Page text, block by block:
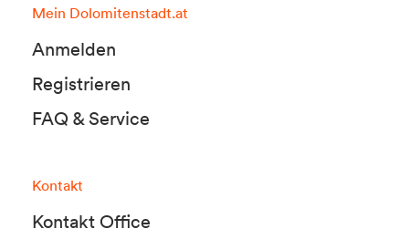
Mein Dolomitenstadt.at
Anmelden
Registrieren
FAQ & Service
Kontakt
Kontakt Office